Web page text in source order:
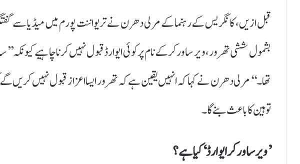
قبل ازیں، کانگریس کے رہنما کے مرلی دھرن نے تریواننت پورم میں میڈیا سے
بشمول ششی تھرور، ویر ساورکر کے نام پر کوئی ایوارڈ قبول نہیں کرنا چاہیے
تھا۔‘‘ مرلی دھرن نے کہا کہ انہیں یقین ہے کہ تھرور ایسا اعزاز قبول نہیں
توہین کا باعث بنے گا۔
’ویر ساورکر ایوارڈ‘ کیا ہے؟